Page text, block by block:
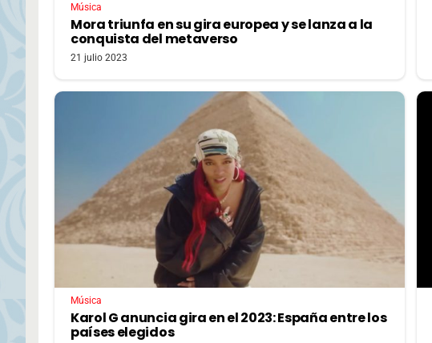
Música
Mora triunfa en su gira europea y se lanza a la
conquista del metaverso
21 julio 2023
Música
Karol G anuncia gira en el 2023: España entre los
países elegidos